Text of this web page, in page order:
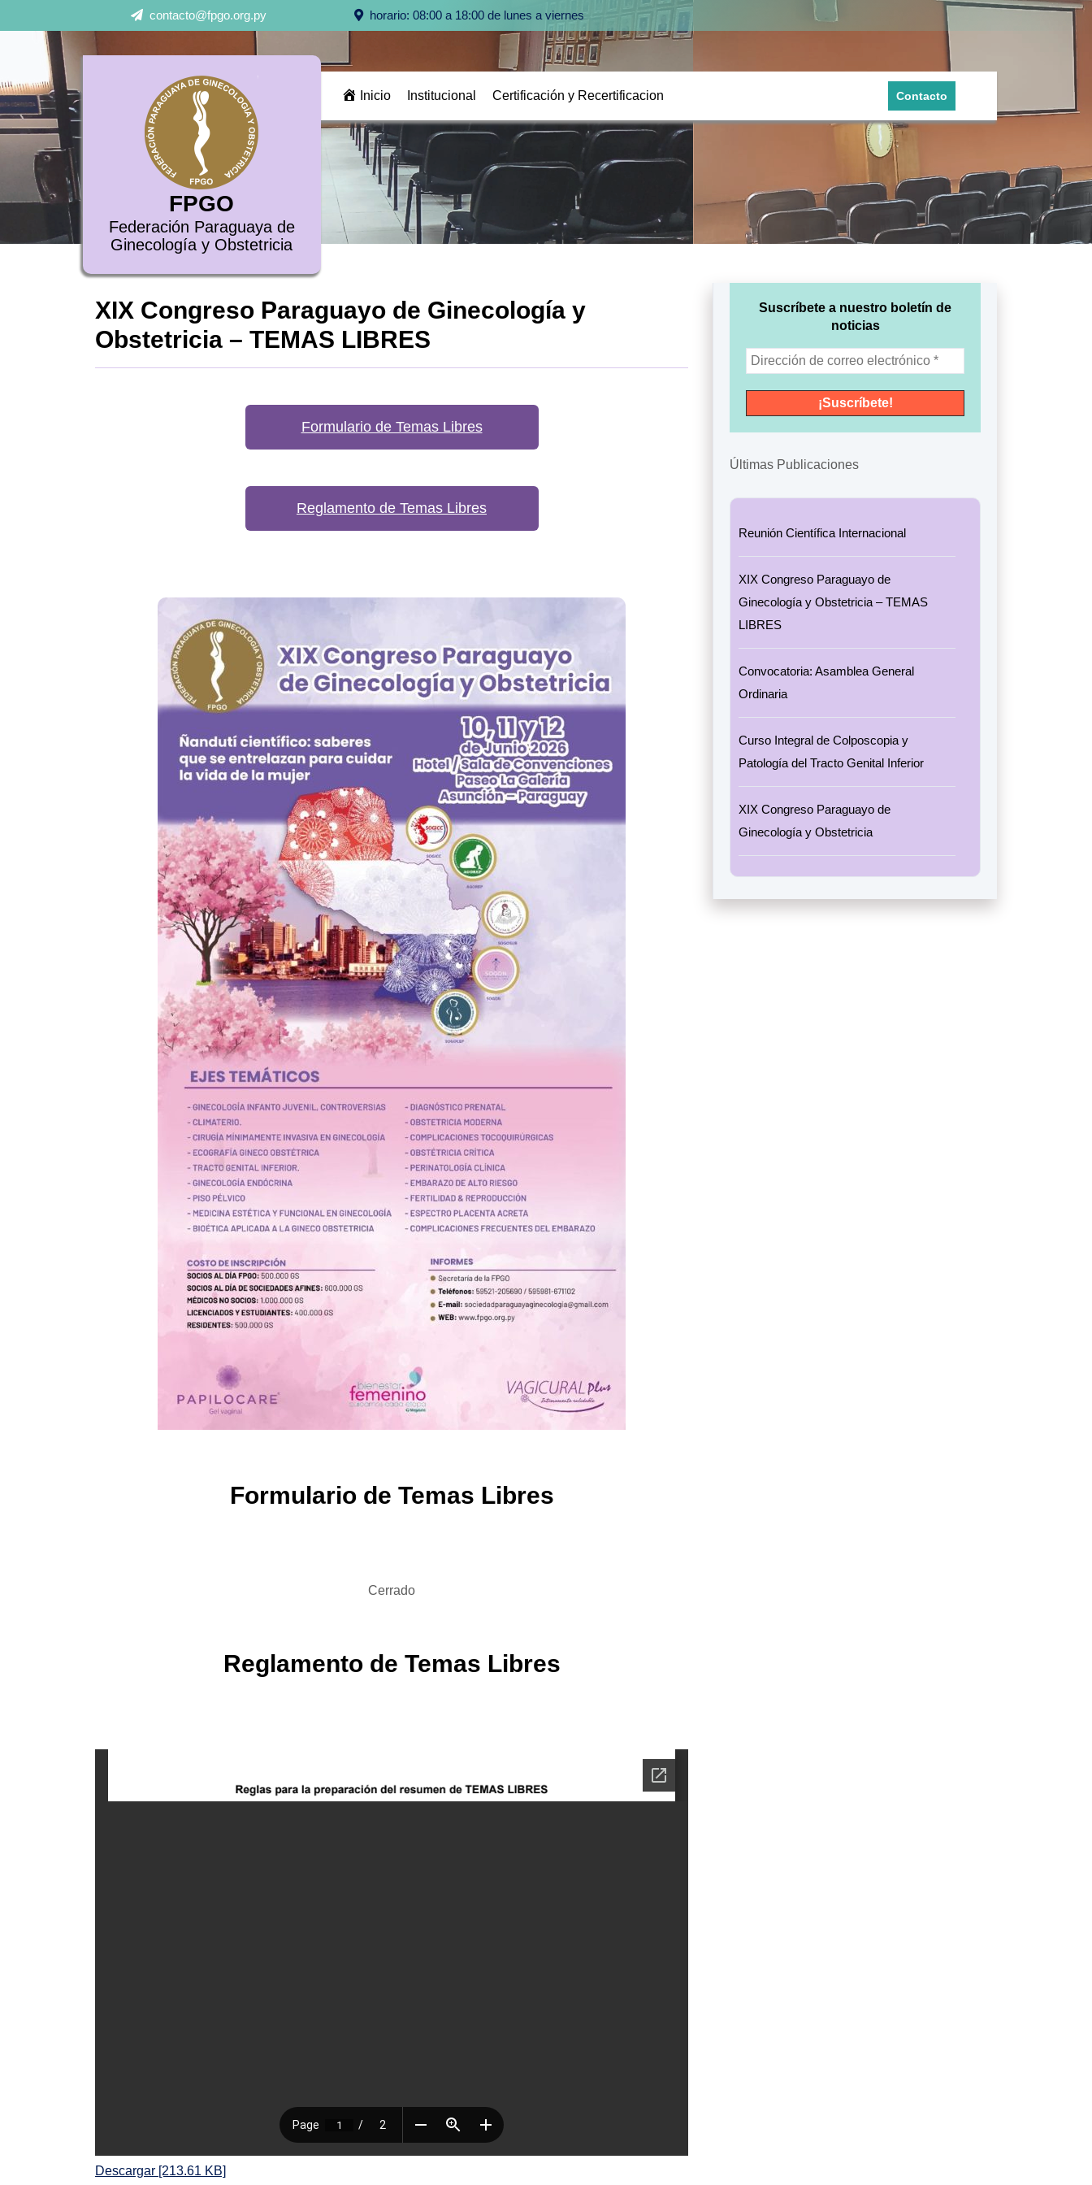
to
contacto@fpgo.org.py horario: 08:00 a 18:00 de lunes a viernes
FPGO
Federación Paraguaya de
Ginecología y Obstetricia
Inicio Institucional Certificación y Recertificacion Contacto
XIX Congreso Paraguayo de Ginecología y
Obstetricia – TEMAS LIBRES
Formulario de Temas Libres
Reglamento de Temas Libres
Formulario de Temas Libres
Cerrado
Reglamento de Temas Libres
Descargar [213.61 KB]
Suscríbete a nuestro boletín de
noticias
Últimas Publicaciones
Reunión Científica Internacional
XIX Congreso Paraguayo de
Ginecología y Obstetricia – TEMAS
LIBRES
Convocatoria: Asamblea General
Ordinaria
Curso Integral de Colposcopia y
Patología del Tracto Genital Inferior
XIX Congreso Paraguayo de
Ginecología y Obstetricia